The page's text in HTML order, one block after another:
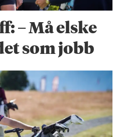
– Må elske
som jobb